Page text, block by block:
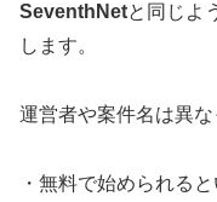
SeventhNetと同じよ
します。
運営者や案件名は異
・無料で始められる